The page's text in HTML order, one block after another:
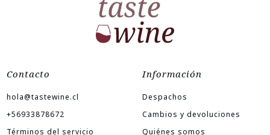
Contacto
hola@tastewine.cl
+56933878672
Términos del servicio
Información
Despachos
Cambios y devoluciones
Quiénes somos